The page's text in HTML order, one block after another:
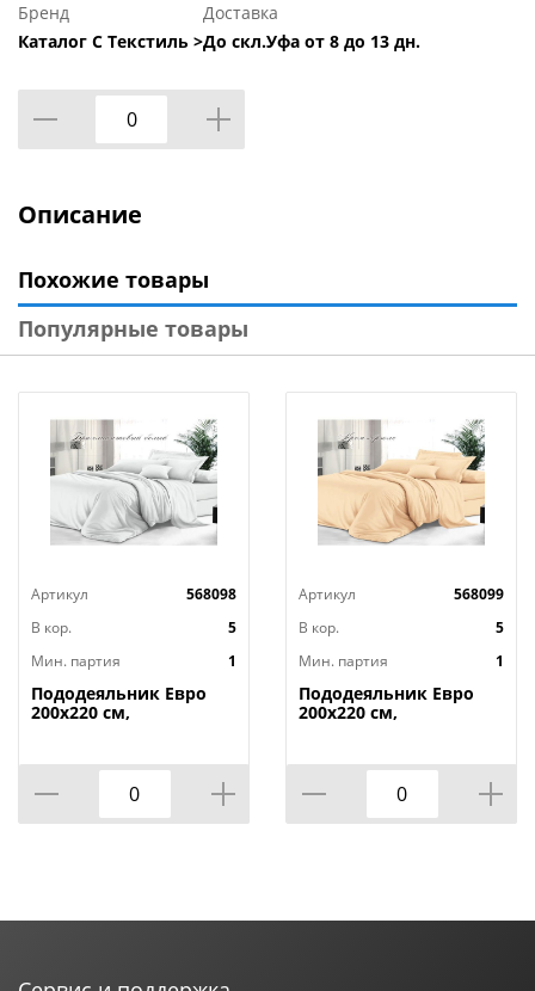
Бренд
Каталог С Текстиль >
Доставка
До скл.Уфа от 8 до 13 дн.
Описание
Похожие товары
Популярные товары
Артикул
568098
В кор.
5
Мин. партия
1
Пододеяльник Евро
200х220 см,
белый
Артикул
568099
В кор.
5
Мин. партия
1
Пододеяльник Евро
200х220 см,